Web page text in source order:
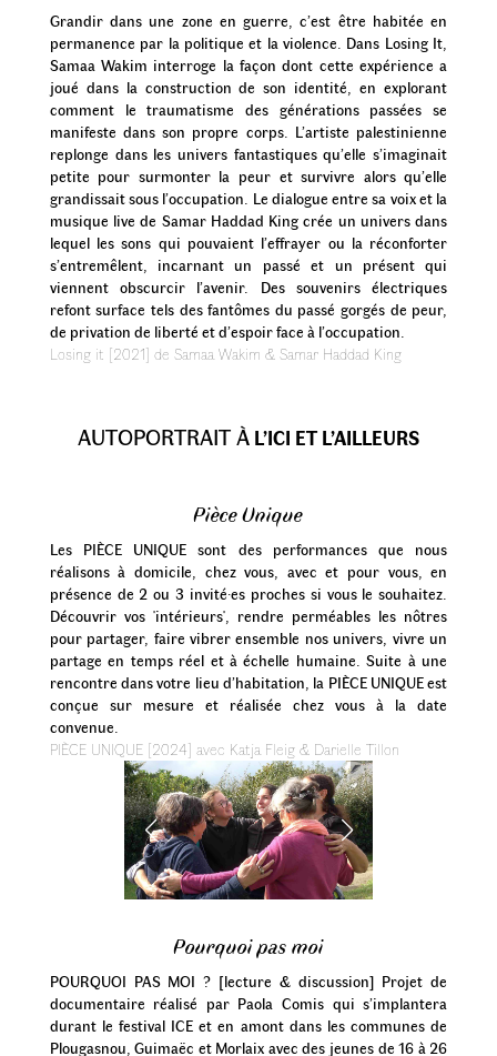
Grandir dans une zone en guerre, c’est être habitée en
permanence par la politique et la violence. Dans Losing It,
Samaa Wakim interroge la façon dont cette expérience a
joué dans la construction de son identité, en explorant
comment le traumatisme des générations passées se
manifeste dans son propre corps. L’artiste palestinienne
replonge dans les univers fantastiques qu’elle s’imaginait
petite pour surmonter la peur et survivre alors qu’elle
grandissait sous l’occupation. Le dialogue entre sa voix et la
musique live de Samar Haddad King crée un univers dans
lequel les sons qui pouvaient l’effrayer ou la réconforter
s’entremêlent, incarnant un passé et un présent qui
viennent obscurcir l’avenir. Des souvenirs électriques
refont surface tels des fantômes du passé gorgés de peur,
de privation de liberté et d’espoir face à l’occupation.
Losing it [2021] de Samaa Wakim & Samar Haddad King
AUTOPORTRAIT À L’ICI ET L’AILLEURS
Pièce Unique
Les PIÈCE UNIQUE sont des performances que nous
réalisons à domicile, chez vous, avec et pour vous, en
présence de 2 ou 3 invité·es proches si vous le souhaitez.
Découvrir vos 'intérieurs', rendre perméables les nôtres
pour partager, faire vibrer ensemble nos univers, vivre un
partage en temps réel et à échelle humaine. Suite à une
rencontre dans votre lieu d’habitation, la PIÈCE UNIQUE est
conçue sur mesure et réalisée chez vous à la date
convenue.
PIÈCE UNIQUE [2024] avec Katja Fleig & Darielle Tillon
Pourquoi pas moi
POURQUOI PAS MOI ? [lecture & discussion] Projet de
documentaire réalisé par Paola Comis qui s’implantera
durant le festival ICE et en amont dans les communes de
Plougasnou, Guimaëc et Morlaix avec des jeunes de 16 à 26